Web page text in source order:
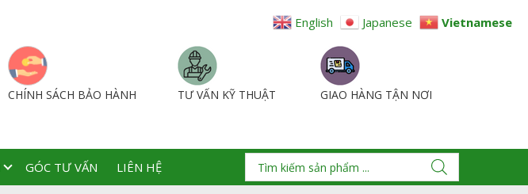
CHÍNH SÁCH BẢO HÀNH TƯ VẤN KỸ THUẬT GIAO HÀNG TẬN NƠI
GÓC TƯ VẤN LIÊN HỆ
English Japanese Vietnamese